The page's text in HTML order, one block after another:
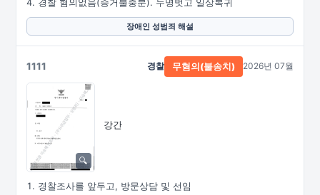
경찰 혐의없음(증거불충분). 누명벗고 일상복귀
장애인 성범죄 해설
1111
강간
경찰 무혐의(불송치) 2026년 07월
경찰조사를 앞두고, 방문상담 및 선임